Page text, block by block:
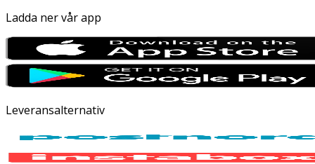
Ladda ner vår app
Leveransalternativ